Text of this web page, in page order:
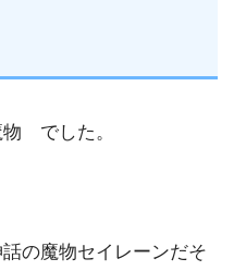
でした。
の魔物セイレーンだそ